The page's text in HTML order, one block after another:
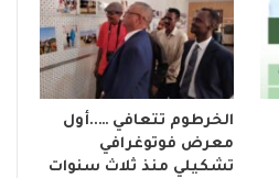
الخرطوم تتعافي …..أول
معرض فوتوغرافي
تشكيلي منذ ثلاث سنوات